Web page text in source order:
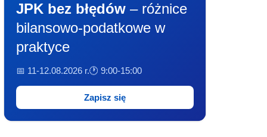
JPK bez błędów – różnice
bilansowo-podatkowe w
praktyce
📅 11-12.08.2026 r.🕐 9:00-15:00
Zapisz się